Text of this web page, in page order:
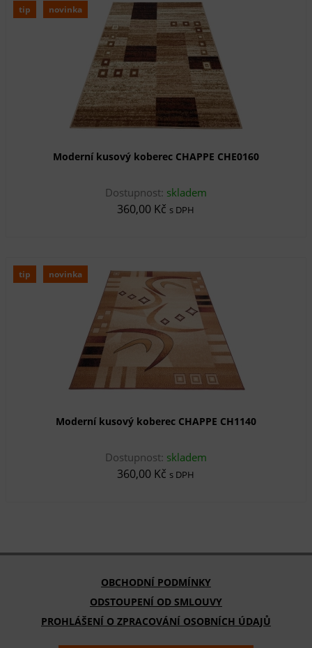
tip novinka
Moderní kusový koberec CHAPPE CHE0160
Dostupnost: skladem
360,00 Kč s DPH
tip novinka
Moderní kusový koberec CHAPPE CH1140
Dostupnost: skladem
360,00 Kč s DPH
OBCHODNÍ PODMÍNKY
ODSTOUPENÍ OD SMLOUVY
PROHLÁŠENÍ O ZPRACOVÁNÍ OSOBNÍCH ÚDAJŮ